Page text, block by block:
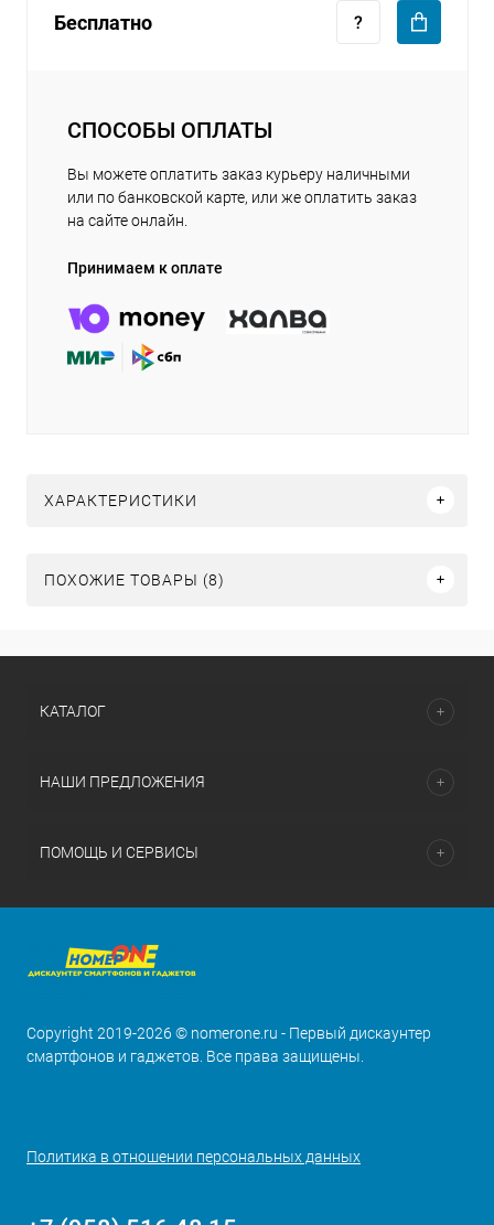
Бесплатно
СПОСОБЫ ОПЛАТЫ
Вы можете оплатить заказ курьеру наличными
или по банковской карте, или же оплатить заказ
на сайте онлайн.
Принимаем к оплате
ХАРАКТЕРИСТИКИ
ПОХОЖИЕ ТОВАРЫ (8)
КАТАЛОГ
НАШИ ПРЕДЛОЖЕНИЯ
ПОМОЩЬ И СЕРВИСЫ
Copyright 2019-2026 © nomerone.ru - Первый дискаунтер
смартфонов и гаджетов. Все права защищены.
Политика в отношении персональных данных